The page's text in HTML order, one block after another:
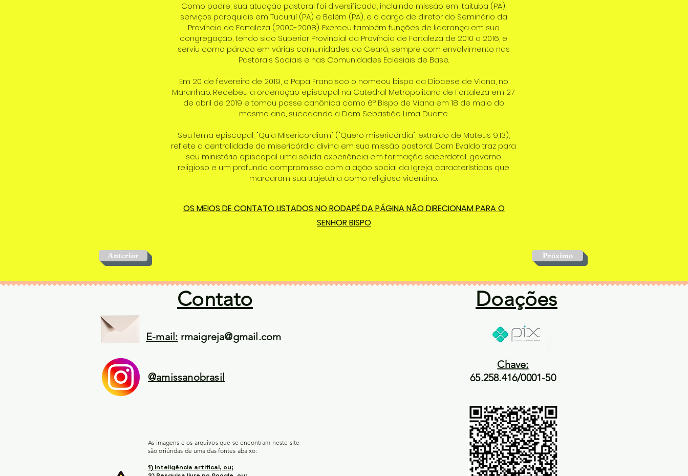
Como padre, sua atuação pastoral foi diversificada, incluindo missão em Itaituba (PA),
serviços paroquiais em Tucuruí (PA) e Belém (PA), e o cargo de diretor do Seminário da
Província de Fortaleza (2000-2008). Exerceu também funções de liderança em sua
congregação, tendo sido Superior Provincial da Província de Fortaleza de 2010 a 2016, e
serviu como pároco em várias comunidades do Ceará, sempre com envolvimento nas
Pastorais Sociais e nas Comunidades Eclesiais de Base.
Em 20 de fevereiro de 2019, o Papa Francisco o nomeou bispo da Diocese de Viana, no
Maranhão. Recebeu a ordenação episcopal na Catedral Metropolitana de Fortaleza em 27
de abril de 2019 e tomou posse canônica como 6º Bispo de Viana em 18 de maio do
mesmo ano, sucedendo a Dom Sebastião Lima Duarte.
Seu lema episcopal, "Quia Misericordiam" ("Quero misericórdia", extraído de Mateus 9,13),
reflete a centralidade da misericórdia divina em sua missão pastoral. Dom Evaldo traz para
seu ministério episcopal uma sólida experiência em formação sacerdotal, governo
religioso e um profundo compromisso com a ação social da Igreja, características que
marcaram sua trajetória como religioso vicentino.
OS MEIOS DE CONTATO LISTADOS NO RODAPÉ DA PÁGINA NÃO DIRECIONAM PARA O
SENHOR BISPO
Anterior Próximo
Contato
E-mail: rmaigreja@gmail.com
@amissanobrasil
As imagens e os arquivos que se encontram neste site
são oriúndas de uma das fontes abaixo:
1) Inteligência artifical, ou;
Doações
Chave:
65.258.416/0001-50